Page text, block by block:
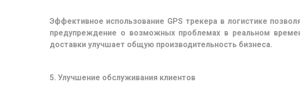
Эффективное использование GPS трекера в логистике
предупреждение о возможных проблемах в реальном
доставки улучшает общую производительность бизнеса.
5. Улучшение обслуживания клиентов